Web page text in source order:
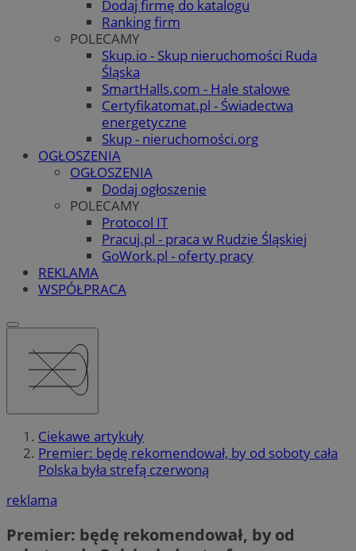
Dodaj firmę do katalogu
Ranking firm
POLECAMY
Skup.io - Skup nieruchomości Ruda
Śląska
SmartHalls.com - Hale stalowe
Certyfikatomat.pl - Świadectwa
energetyczne
Skup - nieruchomości.org
OGŁOSZENIA
OGŁOSZENIA
Dodaj ogłoszenie
POLECAMY
Protocol IT
Pracuj.pl - praca w Rudzie Śląskiej
GoWork.pl - oferty pracy
REKLAMA
WSPÓŁPRACA
Ciekawe artykuły
Premier: będę rekomendował, by od soboty cała
Polska była strefą czerwoną
reklama
Premier: będę rekomendował, by od